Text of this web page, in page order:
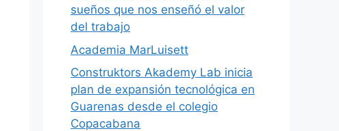
sueños que nos enseñó el valor
del trabajo
Academia MarLuisett
Construktors Akademy Lab inicia
plan de expansión tecnológica en
Guarenas desde el colegio
Copacabana